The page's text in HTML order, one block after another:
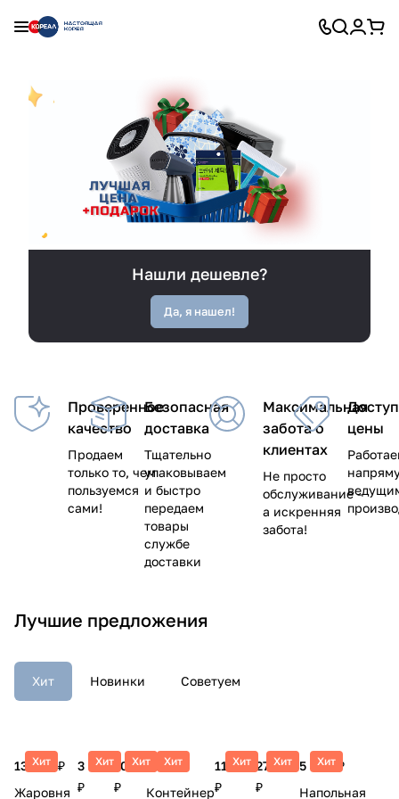
Нашли дешевле?
Да, я нашел!
Проверенное
качество
Продаем
только то, чем
пользуемся
сами!
Безопасная
доставка
Тщательно
упаковываем
и быстро
передаем
товары
службе
доставки
Максимальная
забота о
клиентах
Не просто
обслуживание -
а искренняя
забота!
цены
Лучшие предложения
Хит Новинки Советуем
Хит
13 495 ₽
Жаровня
Хит
3 520
₽
Хит
10 290
₽
Хит
3 205 ₽
Контейнер
Хит
11 865
₽
Хит
27 615
₽
Хит
5 460 ₽
Напольная